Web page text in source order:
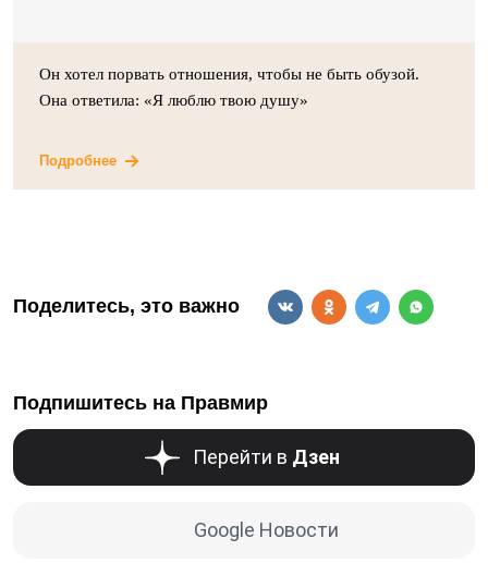
Он хотел порвать отношения, чтобы не быть обузой.
Она ответила: «Я люблю твою душу»
Подробнее
Поделитесь, это важно
Подпишитесь на Правмир
Перейти в Дзен
Google Новости